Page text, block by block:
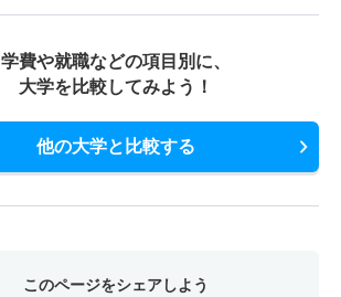
学費や就職などの項目別に、
大学を比較してみよう！
他の大学と比較する
このページをシェアしよう